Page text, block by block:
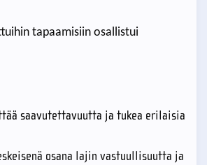
tapaamisiin osallistui
saavutettavuutta ja tukea erilaisia
osana lajin vastuullisuutta ja